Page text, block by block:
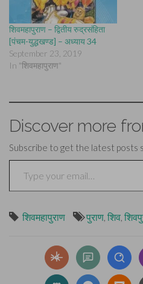
शिवमहापुराण – द्वितीय रुद्रसंहिता
[पंचम-युद्धखण्ड] – अध्याय 34
September 23, 2019
In "शिवमहापुराण"
Discover more
Subscribe to get the latest posts
Type your email…
शिवमहापुराण पुराण, शिव,